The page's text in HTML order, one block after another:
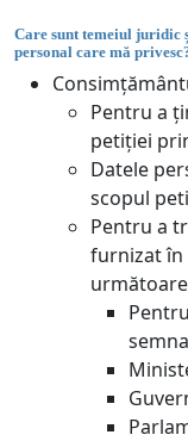
Care sunt temeiul
personal care mă
Pentru a
petiției
Datele
scopul
Pentru a
furnizat în